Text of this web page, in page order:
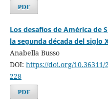
PDF
Los desafíos de América de
la segunda década del siglo
Anabella Busso
DOI: https://doi.org/10.36311/
228
PDF